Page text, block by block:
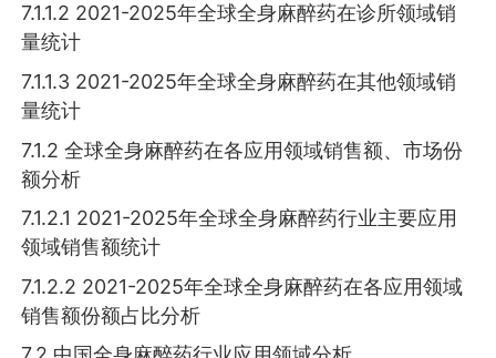
7.1.1.2 2021-2025年全球全身麻醉药在诊所领域销
量统计
7.1.1.3 2021-2025年全球全身麻醉药在其他领域销
量统计
7.1.2 全球全身麻醉药在各应用领域销售额、市场份
额分析
7.1.2.1 2021-2025年全球全身麻醉药行业主要应用
领域销售额统计
7.1.2.2 2021-2025年全球全身麻醉药在各应用领域
销售额份额占比分析